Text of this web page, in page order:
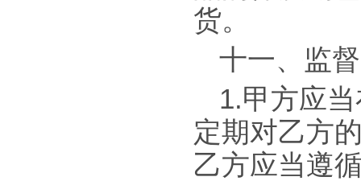
货。
十一、监
1.甲方应
定期对乙方
乙方应当遵